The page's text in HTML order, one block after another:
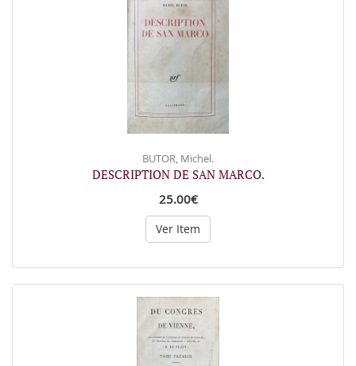
BUTOR, Michel.
DESCRIPTION DE SAN MARCO.
25.00€
Ver Item